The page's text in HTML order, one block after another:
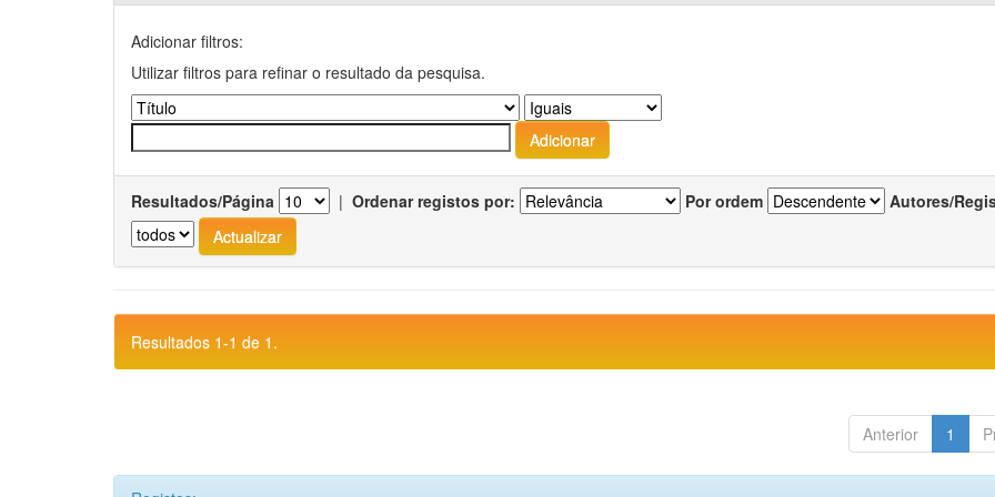
Adicionar filtros:
Utilizar filtros para refinar o resultado da pesquisa.
Resultados/Página | Ordenar registos por: Por ordem Autores/
Resultados 1-1 de 1.
Anterior 1